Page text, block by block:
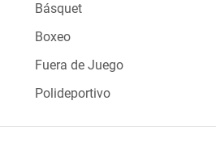
Básquet
Boxeo
Fuera de Juego
Polideportivo